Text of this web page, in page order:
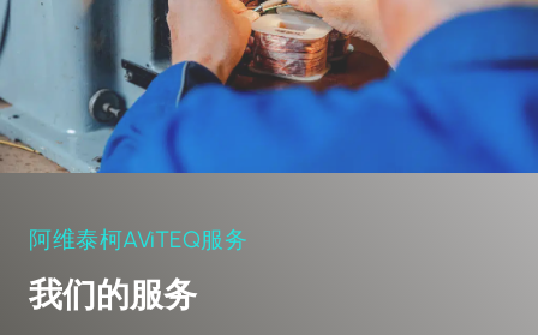
阿维泰柯AViTEQ服务
我们的服务